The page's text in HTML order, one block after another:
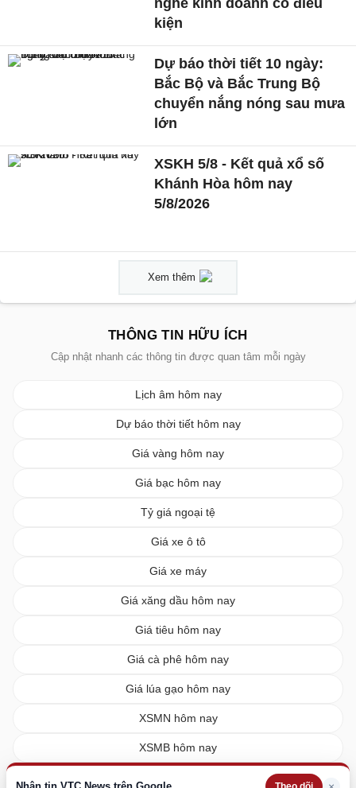
kiện
Dự báo thời tiết 10 ngày:
Bắc Bộ và Bắc Trung Bộ
chuyển nắng nóng sau mưa
lớn
XSKH 5/8 - Kết quả xổ số
Khánh Hòa hôm nay
5/8/2026
Xem thêm
THÔNG TIN HỮU ÍCH
Cập nhật nhanh các thông tin được quan tâm mỗi ngày
Lịch âm hôm nay
Dự báo thời tiết hôm nay
Giá vàng hôm nay
Giá bạc hôm nay
Tỷ giá ngoại tệ
Giá xe ô tô
Giá xe máy
Giá xăng dầu hôm nay
Giá tiêu hôm nay
Giá cà phê hôm nay
Giá lúa gạo hôm nay
XSMN hôm nay
XSMB hôm nay